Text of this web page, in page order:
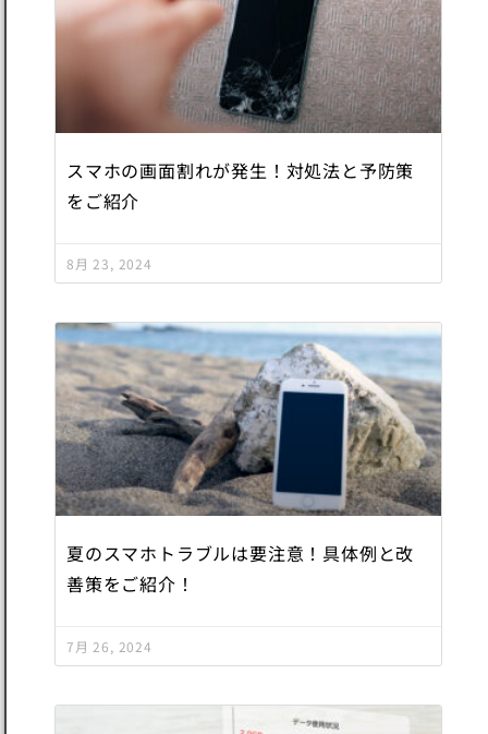
スマホの画面割れが発生！対処法と予防策
をご紹介
8月 23, 2024
夏のスマホトラブルは要注意！具体例と改
善策をご紹介！
7月 26, 2024